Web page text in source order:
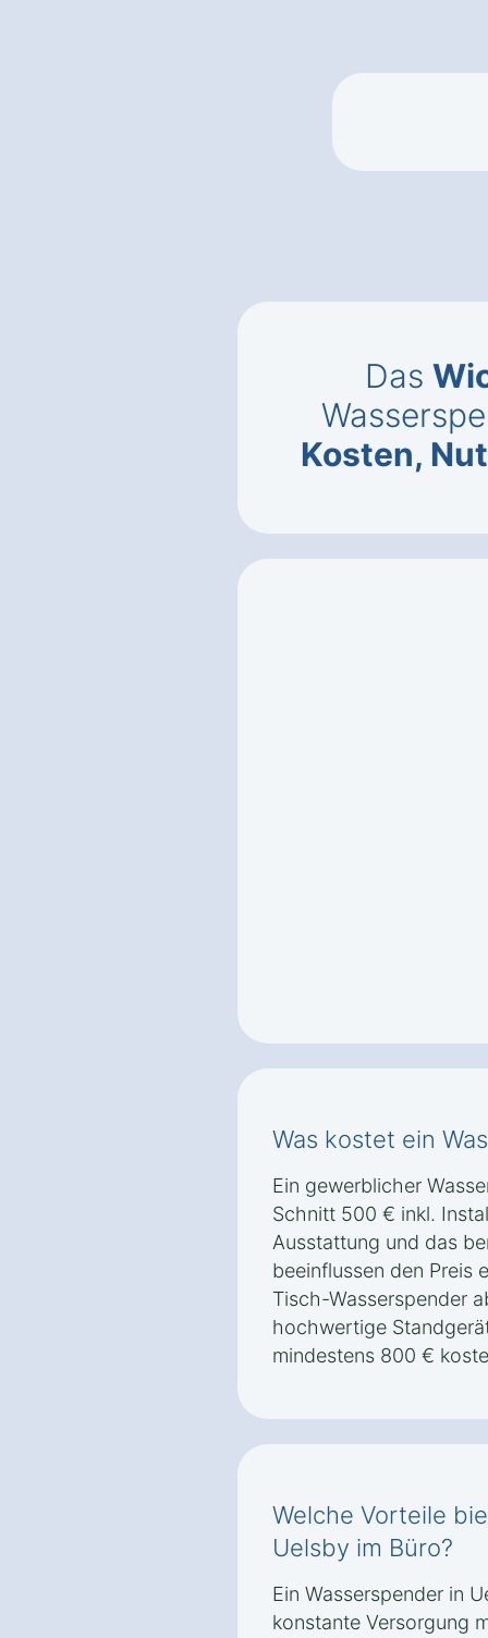
Das
Kosten,
Was kostet ein
Ein gewerblicher
Schnitt 500 € inkl.
Ausstattung und das
beeinflussen den Preis
Tisch-Wasserspender
hochwertige
mindestens 800 €
Welche Vorteile
Uelsby im Büro?
Ein Wasserspender in
konstante Versorgung